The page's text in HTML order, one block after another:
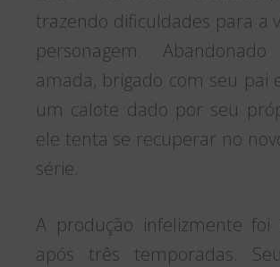
trazendo dificuldades para a
personagem.
amada, brigado com seu pai
um calote dado por seu
ele tenta se recuperar no
série.
A produção infelizmente foi
após três temporadas.